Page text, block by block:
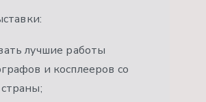
лучшие работы
и косплееров со